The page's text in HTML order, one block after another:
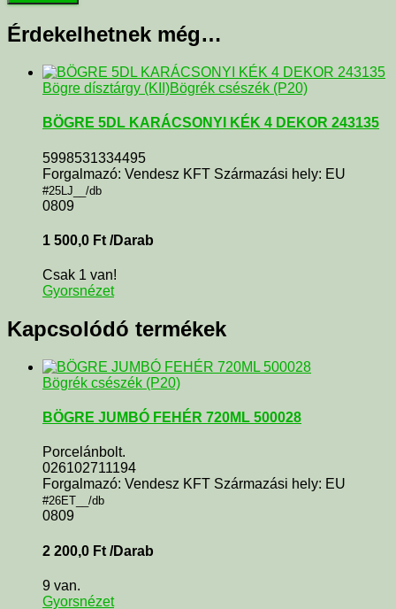
Érdekelhetnek még…
Bögre dísztárgy (KII)Bögrék csészék (P20)
BÖGRE 5DL KARÁCSONYI KÉK 4 DEKOR 243135
5998531334495
Forgalmazó: Vendesz KFT Származási hely: EU
#25LJ__/db
0809
1 500,0 Ft /Darab
Csak 1 van!
Gyorsnézet
Kapcsolódó termékek
Bögrék csészék (P20)
BÖGRE JUMBÓ FEHÉR 720ML 500028
Porcelánbolt.
026102711194
Forgalmazó: Vendesz KFT Származási hely: EU
#26ET__/db
0809
2 200,0 Ft /Darab
9 van.
Gyorsnézet